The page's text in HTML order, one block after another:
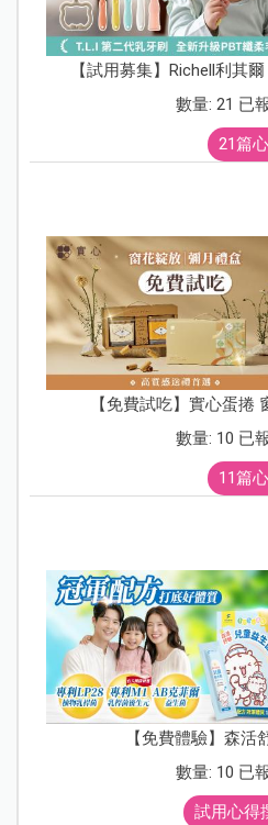
【試用募集】Richell利其
數量: 21 已
21篇
【免費試吃】實心蛋捲
數量: 10 已
11篇
【免費體驗】森活
數量: 10 已
試用心得